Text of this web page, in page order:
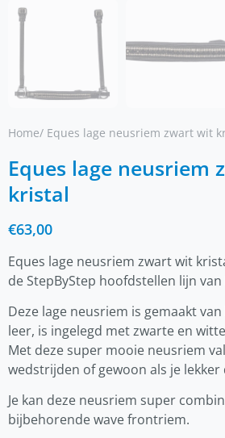
Home/ Eques lage neusriem zwart wit
Eques lage neusriem
kristal
€63,00
Eques lage neusriem zwart wit
de StepByStep hoofdstellen lijn van
Deze lage neusriem is gemaakt
leer, is ingelegd met zwarte en
Met deze super mooie neusriem
wedstrijden of gewoon als je
Je kan deze neusriem super
bijbehorende wave frontriem.